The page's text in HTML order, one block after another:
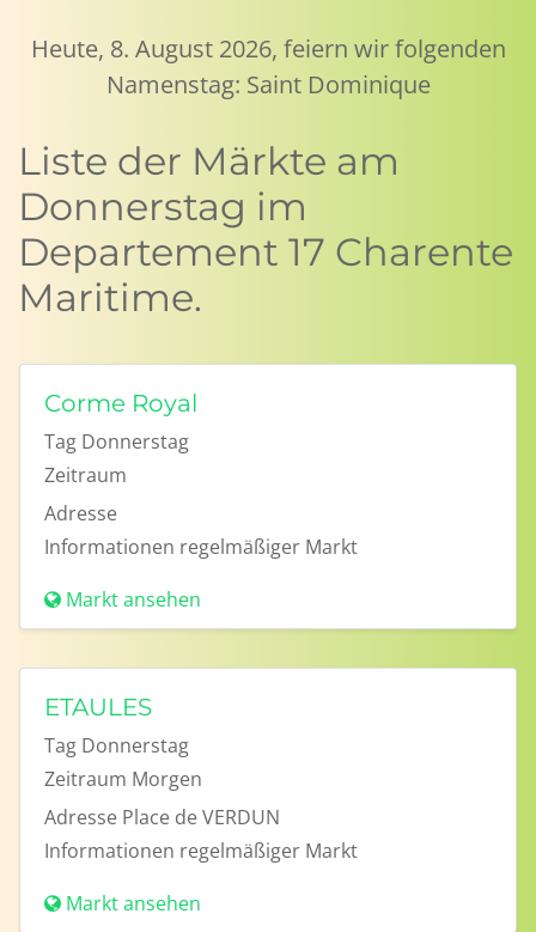
Heute, 8. August 2026, feiern wir folgenden
Namenstag: Saint Dominique
Liste der Märkte am
Donnerstag im
Departement 17 Charente
Maritime.
Corme Royal
Tag Donnerstag
Zeitraum
Adresse
Informationen regelmäßiger Markt
Markt ansehen
ETAULES
Tag Donnerstag
Zeitraum Morgen
Adresse Place de VERDUN
Informationen regelmäßiger Markt
Markt ansehen